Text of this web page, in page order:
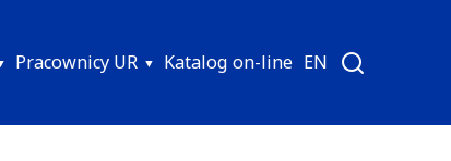
Pracownicy UR Katalog on-line EN